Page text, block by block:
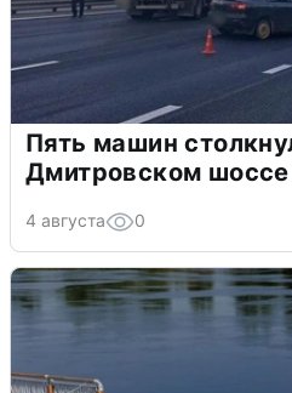
Пять машин
Дмитровском
4 августа 0